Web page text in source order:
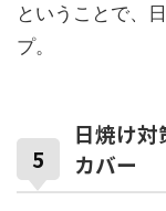
ということで、
プ。
日焼け
カバー